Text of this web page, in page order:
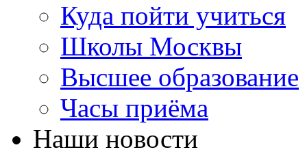
Куда пойти учиться
Школы Москвы
Высшее образование
Часы приёма
Наши новости